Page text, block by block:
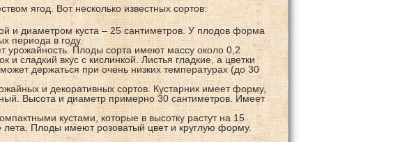
ягод. Вот несколько известных сортов:
и диаметром куста – 25 сантиметров. У плодов форма
периода в году.
урожайность. Плоды сорта имеют массу около 0,2
сладкий вкус с кислинкой. Листья гладкие, а цветки
держаться при очень низких температурах (до 30
и декоративных сортов. Кустарник имеет форму,
Высота и диаметр примерно 30 сантиметров. Имеет
кустами, которые в высотку растут на 15
Плоды имеют розоватый цвет и круглую форму.